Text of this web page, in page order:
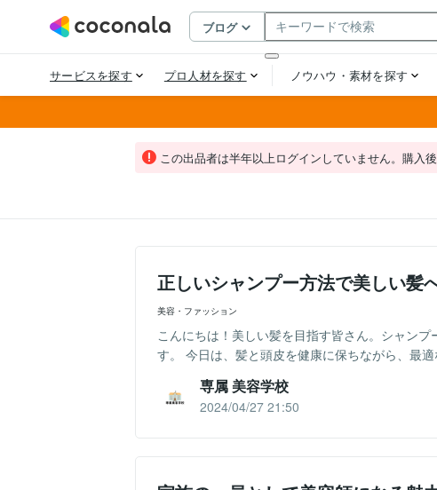
この出品者は半年以上ログインしていません。購入
正しいシャンプー方法で美しい髪
美容・ファッション
こんにちは！美しい髪を目指す皆さん。シャン
す。 今日は、髪と頭皮を健康に保ちながら、最
専属 美容学校
2024/04/27 21:50